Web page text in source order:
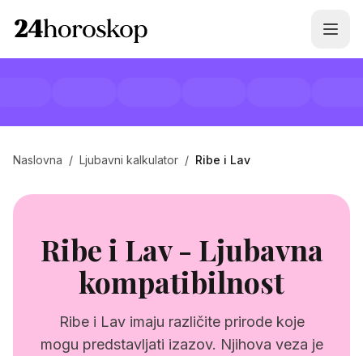
Naslovna / Ljubavni kalkulator / Ribe i Lav
Ribe i Lav - Ljubavna
kompatibilnost
Ribe i Lav imaju različite prirode koje
mogu predstavljati izazov. Njihova veza je